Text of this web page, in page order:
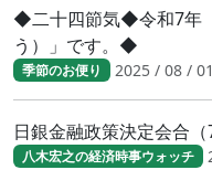
◆二十四節気◆令和7年
う）」です。◆
季節のお便り 2025 / 08 / 01
日銀金融政策決定会合
八木宏之の経済時事ウォッチ